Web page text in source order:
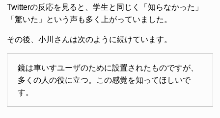
Twitterの反応を見ると、学生と同じく「知らなかった」
「驚いた」という声も多く上がっていました。
その後、小川さんは次のように続けています。
鏡は車いすユーザのために設置されたものですが、
多くの人の役に立つ。この感覚を知ってほしいで
す。